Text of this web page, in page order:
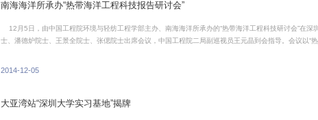
南海海洋所承办“热带海洋工程科技报告研讨会”
12月5日，由中国工程院环境与轻纺工程学部主办、南海海洋所承办的“热带海洋工程科技研讨会”在
士、潘德炉院士、王景全院士、张偲院士出席会议，中国工程院二局副巡视员王元晶到会指导。会议以“
2014-12-05
大亚湾站“深圳大学实习基地”揭牌